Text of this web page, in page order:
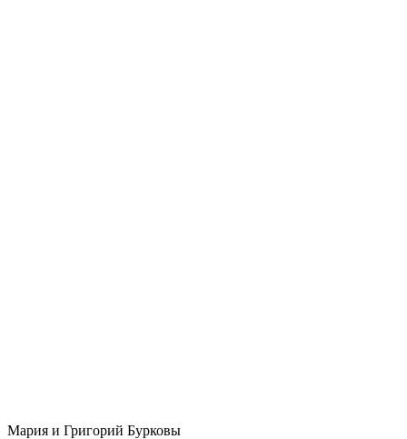
Мария и Григорий Бурковы